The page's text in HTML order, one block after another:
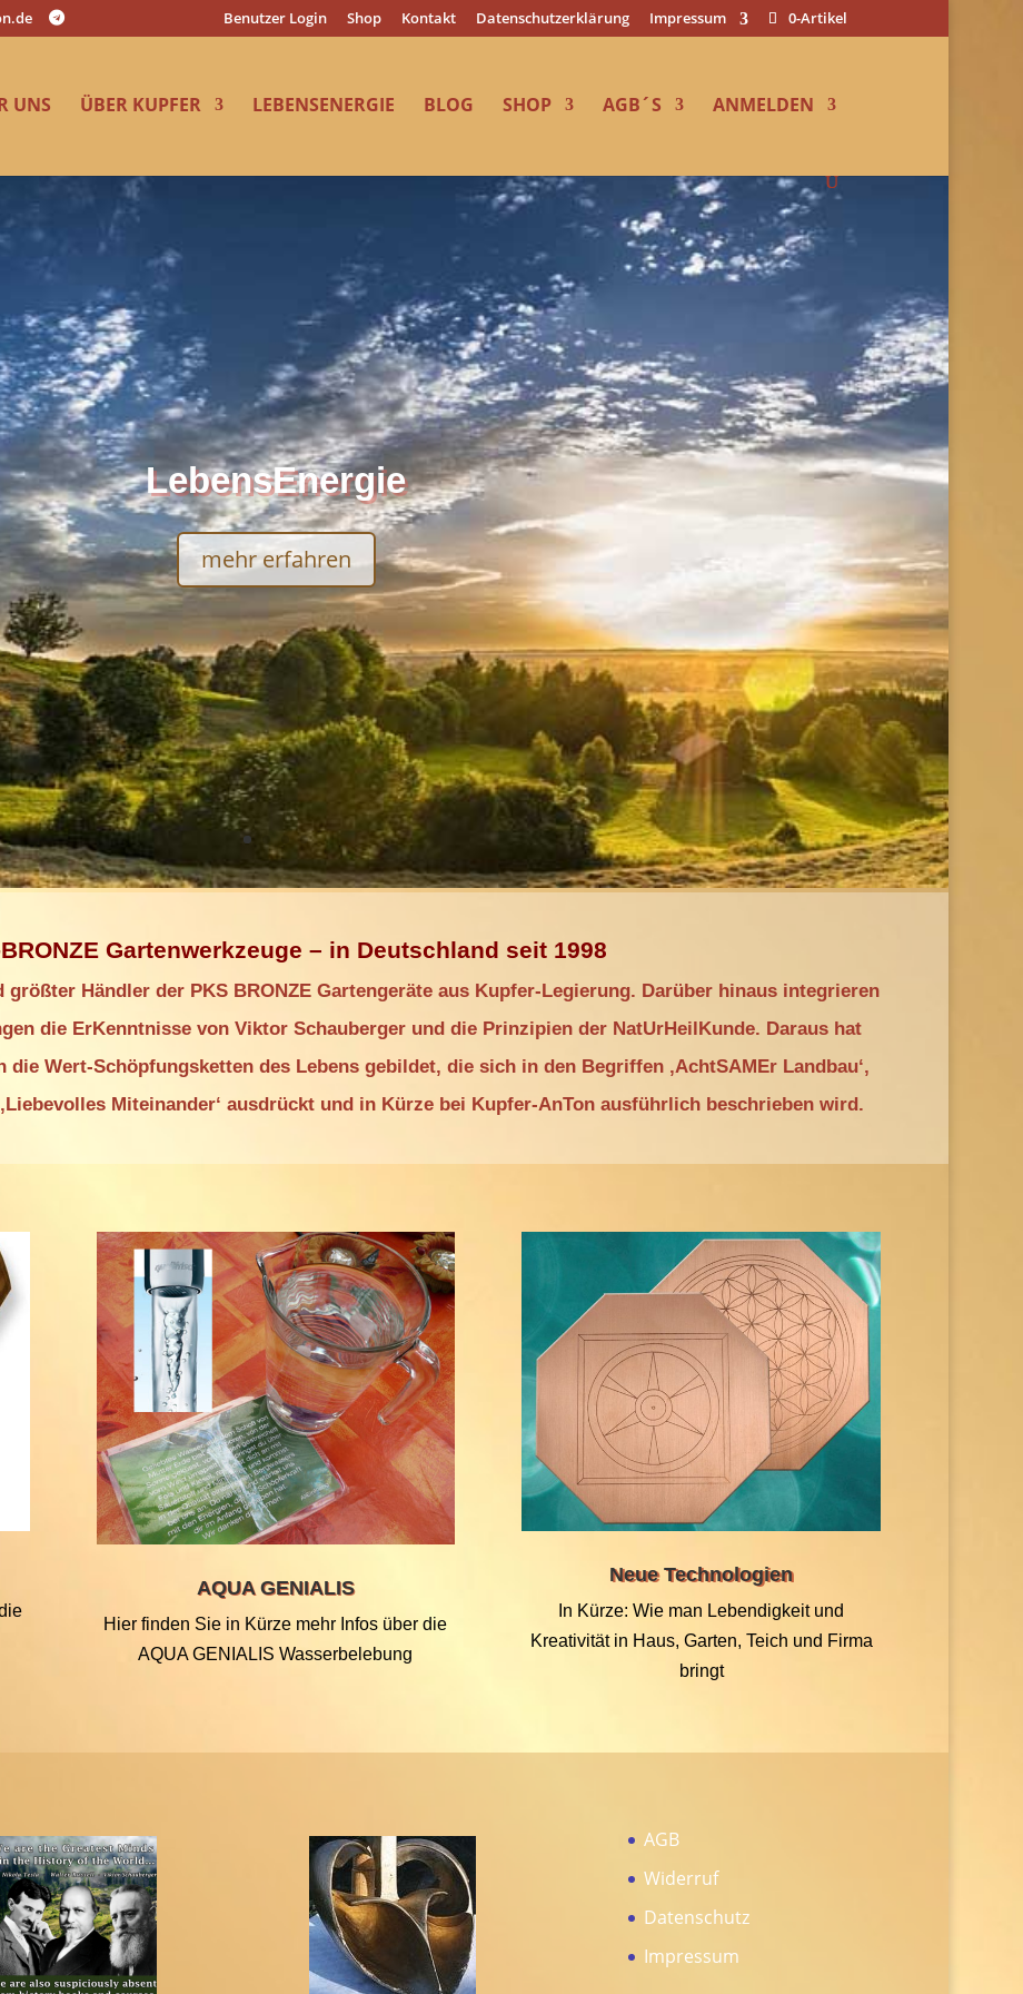
Benutzer Login Shop Kontakt Datenschutzerklärung Impressum 0-Artikel
UNS ÜBER KUPFER LEBENSENERGIE BLOG SHOP AGB´S ANMELDEN
LebensEnergie
mehr erfahren
Gartenwerkzeuge – in Deutschland seit 1998
Händler der PKS BRONZE Gartengeräte aus Kupfer-Legierung. Darüber hinaus integrieren
die ErKenntnisse von Viktor Schauberger und die Prinzipien der NatUrHeilKunde. Daraus hat
die Wert-Schöpfungsketten des Lebens gebildet, die sich in den Begriffen ‚AchtSAMEr Landbau‘,
Miteinander‘ ausdrückt und in Kürze bei Kupfer-AnTon ausführlich beschrieben wird.
AQUA GENIALIS
Hier finden Sie in Kürze mehr Infos über die
AQUA GENIALIS Wasserbelebung
Neue Technologien
In Kürze: Wie man Lebendigkeit und
Kreativität in Haus, Garten, Teich und Firma
bringt
AGB
Widerruf
Datenschutz
Impressum